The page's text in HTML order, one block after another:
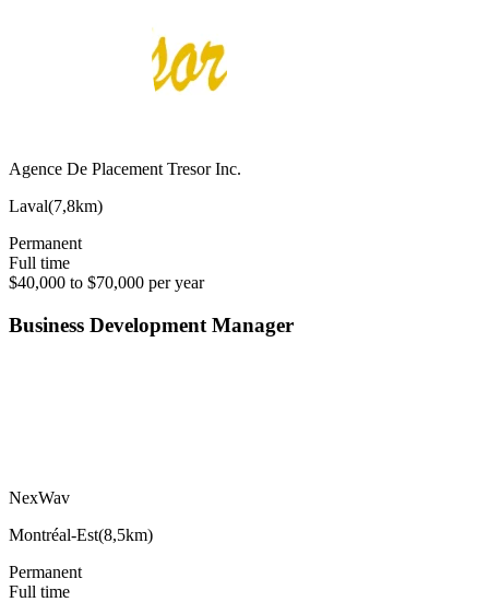
Agence De Placement Tresor Inc.
Laval(7,8km)
Permanent
Full time
$40,000 to $70,000 per year
Business Development Manager
NexWav
Montréal-Est(8,5km)
Permanent
Full time